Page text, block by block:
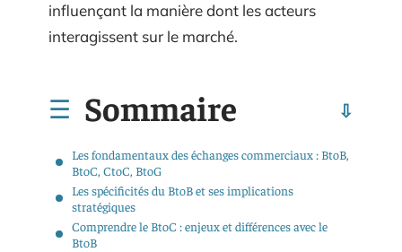
influençant la manière dont les acteurs
interagissent sur le marché.
Sommaire
Les fondamentaux des échanges commerciaux : BtoB,
BtoC, CtoC, BtoG
Les spécificités du BtoB et ses implications
stratégiques
Comprendre le BtoC : enjeux et différences avec le
BtoB